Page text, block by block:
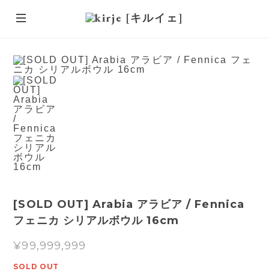
[SOLD OUT] Arabia アラビア / Fennica
フェニカ シリアルボウル 16cm
¥99,999,999
SOLD OUT